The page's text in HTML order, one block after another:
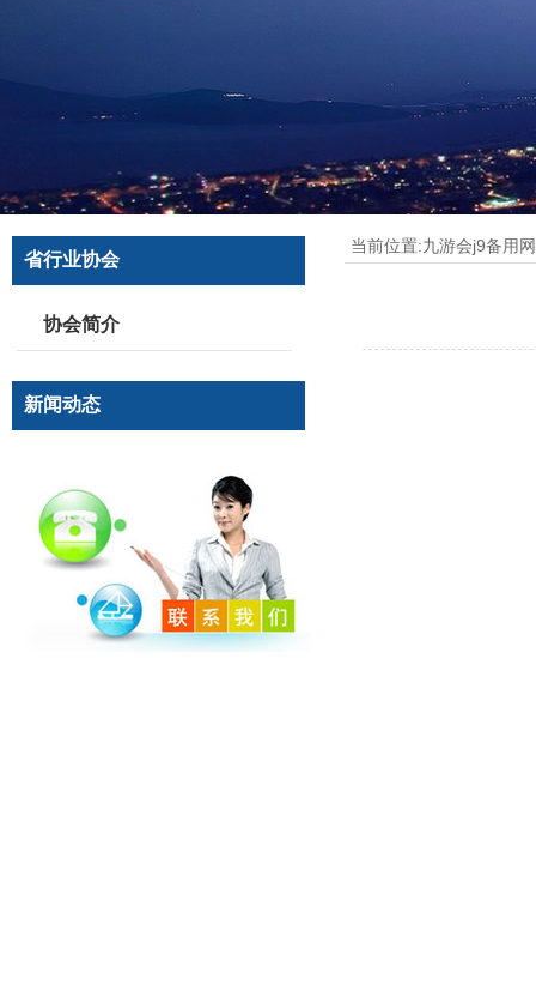
当前位置:九游会j9备用
省行业协会
协会简介
新闻动态